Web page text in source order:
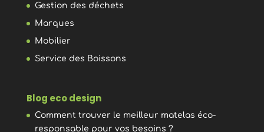
Gestion des déchets
Marques
Mobilier
Service des Boissons
Blog eco design
Comment trouver le meilleur matelas éco-
responsable pour vos besoins ?